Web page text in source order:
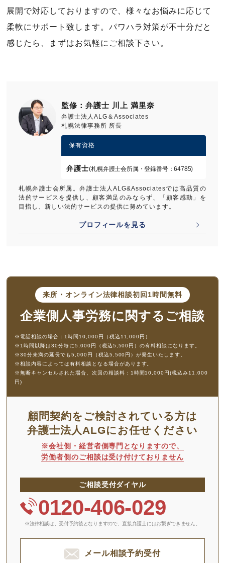
展開で対応しておりますので、様々なお悩みに応じて
柔軟にサポート致します。パワハラ対策が不十分だと
感じたら、まずはお気軽にご相談下さい。
監修：弁護士 川上 満里奈
弁護士法人ALG＆Associates
札幌法律事務所 所長
保有資格
弁護士(札幌弁護士会所属・登録番号：64785)
札幌弁護士会所属。弁護士法人ALG&Associatesでは高品質の
法的サービスを提供し、顧客満足のみならず、「顧客感動」を
目指し、新しい法的サービスの提供に努めています。
プロフィールを見る
来所・オンライン法律相談初回1時間無料
企業側人事労務に 関するご相談
※電話相談の場合：1時間10,000円（税込11,000円）
※1時間以降は30分毎に5,000円（税込5,500円）の有料相談になります。
※30分未満の延長でも5,000円（税込5,500円）が発生いたします。
※相談内容によっては有料相談となる場合があります。
※無断キャンセルされた場合、次回の相談料：1時間10,000円(税込み11,000
円)
顧問契約をご検討されている方は
弁護士法人ALGにお任せください
※会社側・経営者側専門となりますので、
労働者側のご相談は受け付けておりません
ご相談受付ダイヤル
0120-406-029
※法律相談は、受付予約後となりますので、 直接弁護士にはお繋ぎできません。
メール相談予約受付